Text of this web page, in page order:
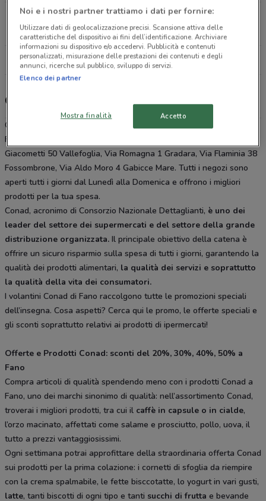
Via Romagna, 1 Gradara
22.2 km
APERTO
Tutti i negozi Conad
Gli sconti del nuovo volantino Conad e i negozi
Conad è presente in vari punti della città: lo trovi in Via Togliatti 25
Fano, Via Canale 41 Pesaro, Via Giacomo Brodolini 6 Mondolfo, Via
Giacometti 50 Vallefoglia, Via Romagna 1 Gradara, Via Flaminia 38
Fossombrone, Via Aldo Moro 4 Gabicce Mare. Tutti i negozi sono
aperti tutti i giorni dal Lunedì alla Domenica e offrono i migliori
prodotti per la tua spesa.
Conad, acronimo di Consorzio Nazionale Dettaglianti, è uno dei
leader del settore dei supermercati e del settore della grande
distribuzione organizzata. Il principale obiettivo della catena è
offrire un sicuro risparmio sulla spesa di tutti i giorni, garantendo la
qualità dei prodotti alimentari, la qualità dei servizi e soprattutto
la qualità della vita dei consumatori.
I volantini Conad di Fano raccolgono tutte le promozioni speciali
dell’insegna. Cosa aspetti? Cerca qui le promo, le offerte speciali e
gli sconti soprattutto relativi ai prodotti di ipermercati!
Offerte e Prodotti Conad: sconti del 20%, 30%, 40%, 50% a
Fano
Compra articoli di qualità spendendo meno con i prodotti Conad a
Fano, uno dei marchi sinonimo di qualità: nell’assortimento Conad,
troverai i migliori prodotti, tra cui il caffè in capsule o in cialde,
l’orzo macinato, affettati come salame e prosciutto, pollo, uova, il
tutto a prezzi vantaggiosissimi.
Ogni settimana potrai approfittare della straordinaria offerta Conad
sui prodotti per la prima colazione: i cornetti di sfoglia da riempire
con la crema spalmabile, le fette bisccotatte, lo yogurt in vari gusti,
latte, tanti biscotti di ogni tipo e tanti succhi di frutta e bevande
Noi e i nostri partner trattiamo i dati per fornire:
Utilizzare dati di geolocalizzazione precisi. Scansione attiva delle
caratteristiche del dispositivo ai fini dell’identificazione. Archiviare
informazioni su dispositivo e/o accedervi. Pubblicità e contenuti
personalizzati, misurazione delle prestazioni dei contenuti e degli
annunci, ricerche sul pubblico, sviluppo di servizi.
Elenco dei partner
Mostra finalità Accetto